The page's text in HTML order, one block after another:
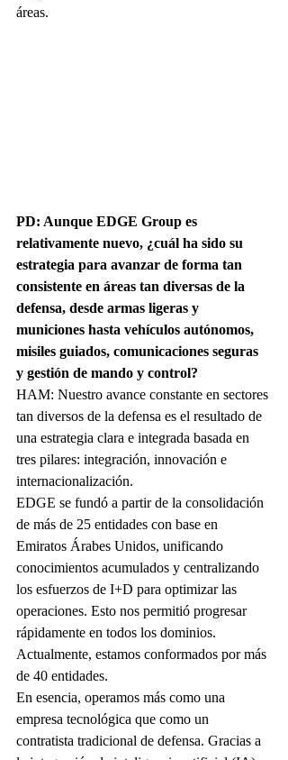
áreas.
PD: Aunque EDGE Group es
relativamente nuevo, ¿cuál ha sido su
estrategia para avanzar de forma tan
consistente en áreas tan diversas de la
defensa, desde armas ligeras y
municiones hasta vehículos autónomos,
misiles guiados, comunicaciones seguras
y gestión de mando y control?
HAM: Nuestro avance constante en sectores
tan diversos de la defensa es el resultado de
una estrategia clara e integrada basada en
tres pilares: integración, innovación e
internacionalización.
EDGE se fundó a partir de la consolidación
de más de 25 entidades con base en
Emiratos Árabes Unidos, unificando
conocimientos acumulados y centralizando
los esfuerzos de I+D para optimizar las
operaciones. Esto nos permitió progresar
rápidamente en todos los dominios.
Actualmente, estamos conformados por más
de 40 entidades.
En esencia, operamos más como una
empresa tecnológica que como un
contratista tradicional de defensa. Gracias a